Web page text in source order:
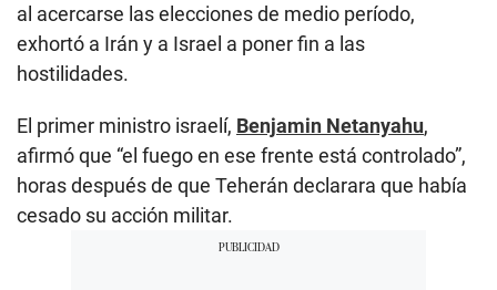
al acercarse las elecciones de medio período,
exhortó a Irán y a Israel a poner fin a las
hostilidades.
El primer ministro israelí, Benjamin Netanyahu,
afirmó que “el fuego en ese frente está controlado”,
horas después de que Teherán declarara que había
cesado su acción militar.